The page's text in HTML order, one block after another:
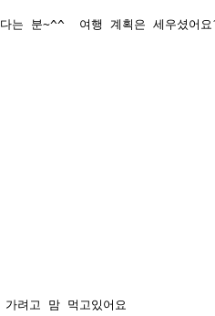
다는 분~^^  여행 계획은 세우셨어
려고 맘 먹고있어요